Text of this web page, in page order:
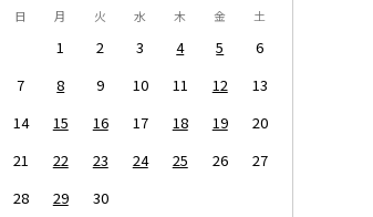
日 月 火 水 木 金 土
1 2 3 4 5
6
7
8 9 10 11 12
13
14
15 16 17 18 19
20
21
22 23 24 25 26
27
28
29 30